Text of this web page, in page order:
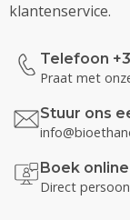
klantenservice.
Telefoon
Praat met
Stuur ons
Boek
Direct